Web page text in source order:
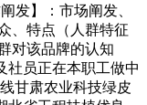
发】：市场阐发、
、特点（人群特征
对该品牌的认知
社员正在本职工做中
甘肃农业科技绿皮